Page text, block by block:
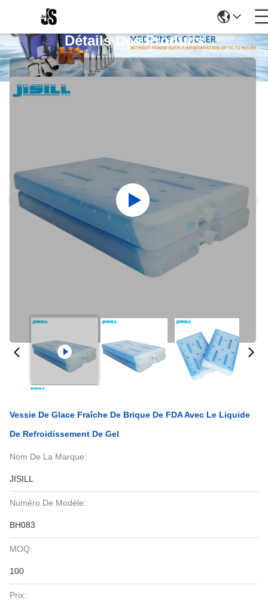
Détails Des Produits
Vessie De Glace Fraîche De Brique De FDA Avec Le Liquide
De Refroidissement De Gel
Nom De La Marque:
JISILL
Numéro De Modèle:
BH083
MOQ:
100
Prix: